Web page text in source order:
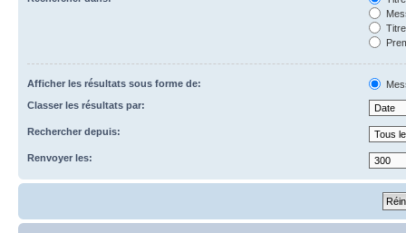
Afficher les résultats sous forme de:
Classer les résultats par:
Rechercher depuis:
Renvoyer les: